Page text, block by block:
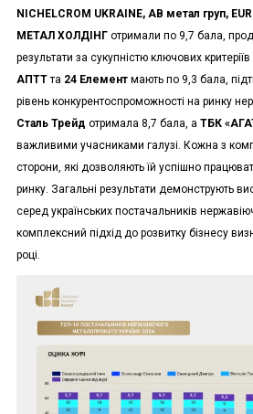
NICHELCROM UKRAINE, АВ метал груп,
МЕТАЛ ХОЛДІНГотримали по 9,7 бала,
результати за сукупністю ключових критеріїв
АПТТта 24 Елементмають по 9,3 бала,
рівень конкурентоспроможності на ринку
Сталь Трейд отримала 8,7 бала, а ТБК
важливими учасниками галузі. Кожна з
сторони, які дозволяють їй успішно
ринку. Загальні результати демонструють
серед українських постачальників
комплексний підхід до розвитку бізнесу
році.